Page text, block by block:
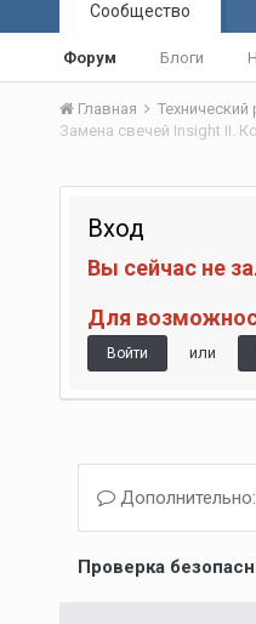
Сообщество
Форум Блоги
Главная
Замена свечей Insight II.
Вход
Вы сейчас не
Для
Войти или
Проверка